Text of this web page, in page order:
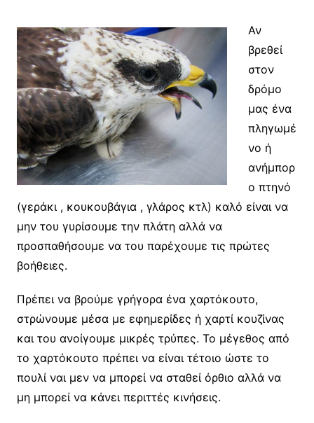
Αν
βρεθεί
στον
δρόμο
μας ένα
πληγωμέ
νο ή
ανήμπορ
ο πτηνό
(γεράκι , κουκουβάγια , γλάρος κτλ) καλό είναι να
μην του γυρίσουμε την πλάτη αλλά να
προσπαθήσουμε να του παρέχουμε τις πρώτες
βοήθειες.
Πρέπει να βρούμε γρήγορα ένα χαρτόκουτο,
στρώνουμε μέσα με εφημερίδες ή χαρτί κουζίνας
και του ανοίγουμε μικρές τρύπες. Το μέγεθος από
το χαρτόκουτο πρέπει να είναι τέτοιο ώστε το
πουλί ναι μεν να μπορεί να σταθεί όρθιο αλλά να
μη μπορεί να κάνει περιττές κινήσεις.